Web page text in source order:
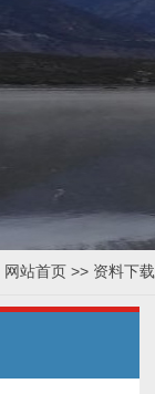
网站首页 >> 资料下载